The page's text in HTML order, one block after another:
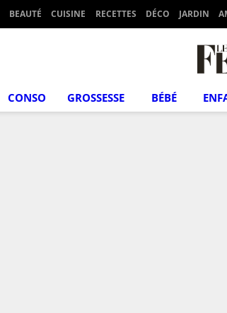
BEAUTÉ CUISINE RECETTES DÉCO JARDIN
CONSO GROSSESSE BÉBÉ